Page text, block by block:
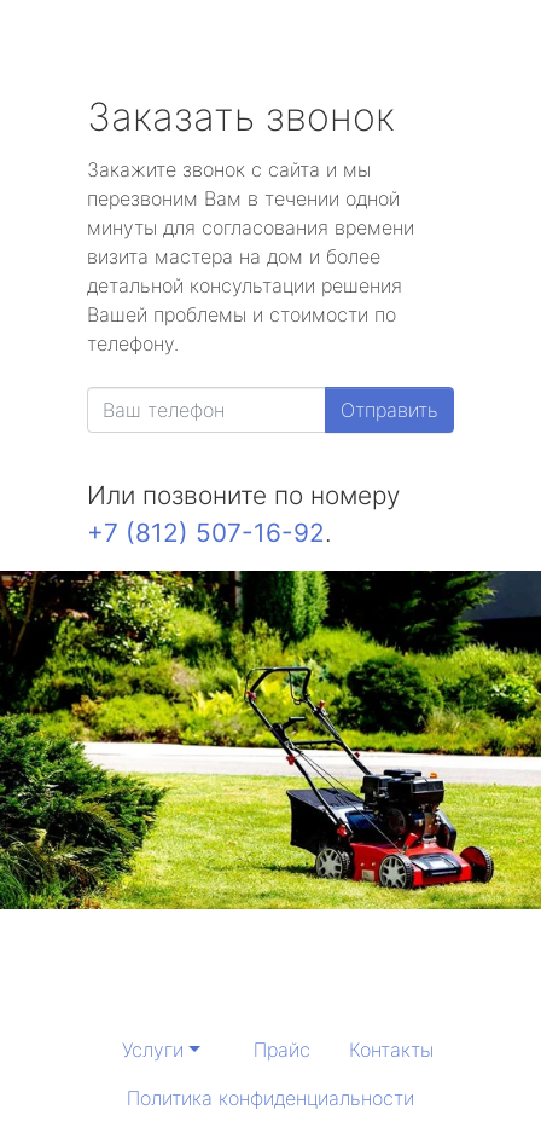
Заказать звонок
Закажите звонок с сайта и мы
перезвоним Вам в течении одной
минуты для согласования времени
визита мастера на дом и более
детальной консультации решения
Вашей проблемы и стоимости по
телефону.
Отправить
Или позвоните по номеру
+7 (812) 507-16-92.
Услуги Прайс
Контакты
Политика конфиденциальности